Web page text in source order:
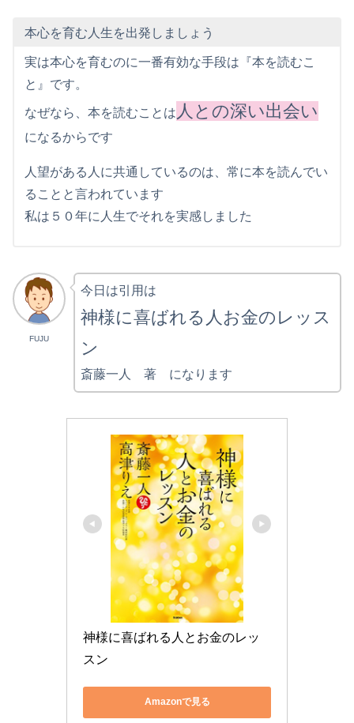
本心を育む人生を出発しましょう
実は本心を育むのに一番有効な手段は『本を読むこ
と』です。
なぜなら、本を読むことは 人との深い出会い
になるからです
人望がある人に共通しているのは、常に本を読んでい
ることと言われています
私は５０年に人生でそれを実感しました
FUJU
今日は引用は
神様に喜ばれる人お金のレッス
ン
斎藤一人 著 になります
神様に喜ばれる人とお金のレッ
スン
Amazonで見る